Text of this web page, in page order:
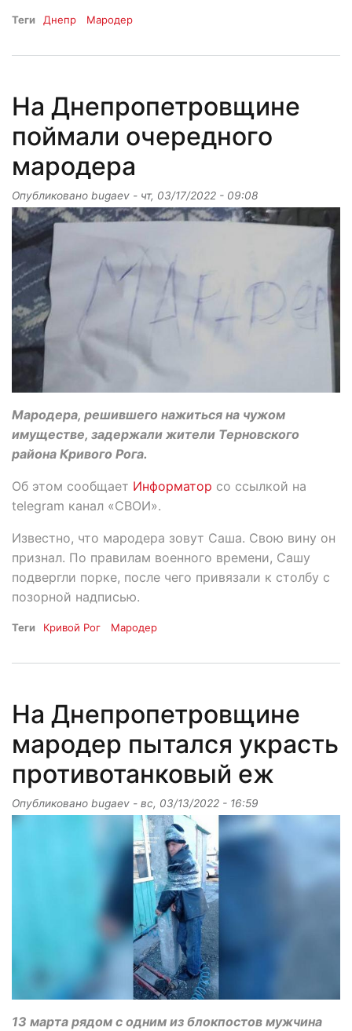
Теги Днепр Мародер
На Днепропетровщине
поймали очередного
мародера
Опубликовано bugaev - чт, 03/17/2022 - 09:08
Мародера, решившего нажиться на чужом
имуществе, задержали жители Терновского
района Кривого Рога.
Об этом сообщает Информатор со ссылкой на
telegram канал «СВОИ».
Известно, что мародера зовут Саша. Свою вину он
признал. По правилам военного времени, Сашу
подвергли порке, после чего привязали к столбу с
позорной надписью.
Теги Кривой Рог Мародер
На Днепропетровщине
мародер пытался украсть
противотанковый еж
Опубликовано bugaev - вс, 03/13/2022 - 16:59
13 марта рядом с одним из блокпостов мужчина